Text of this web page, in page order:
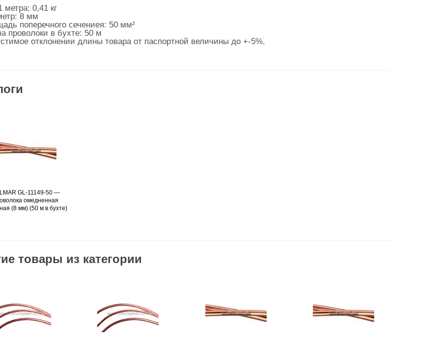
метра: 0,41 кг
8 мм
поперечного сечениея: 50 мм²
проволоки в бухте: 50 м
отклонении длины товара от паспортной величины до +-5%.
Подробнее
GL-11149-50 —
омедненная
(8 мм) (50 м в бухте)
товары из категории